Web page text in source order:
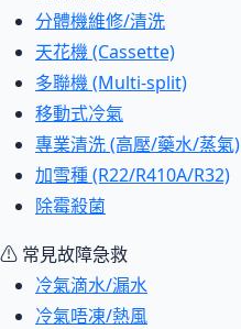
分體機維修/清洗
天花機 (Cassette)
多聯機 (Multi-split)
移動式冷氣
專業清洗 (高壓/藥水/蒸氣)
加雪種 (R22/R410A/R32)
除霉殺菌
⚠ 常見故障急救
冷氣滴水/漏水
冷氣唔凍/熱風